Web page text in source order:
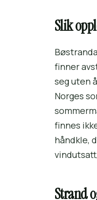
Slik
finner
seg uten
Norges
finnes
håndkle,
Strand